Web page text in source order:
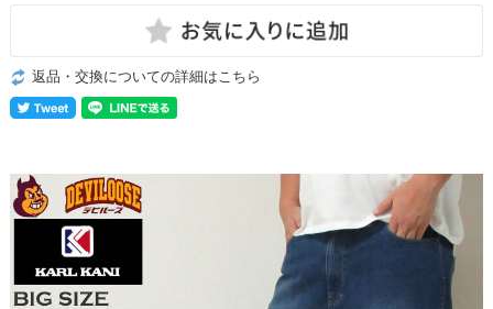
返品・交換についての詳細はこちら